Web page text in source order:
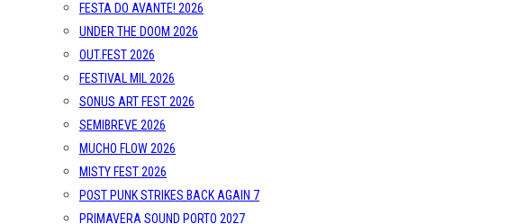
FESTA DO AVANTE! 2026
UNDER THE DOOM 2026
OUT.FEST 2026
FESTIVAL MIL 2026
SONUS ART FEST 2026
SEMIBREVE 2026
MUCHO FLOW 2026
MISTY FEST 2026
POST PUNK STRIKES BACK AGAIN 7
PRIMAVERA SOUND PORTO 2027